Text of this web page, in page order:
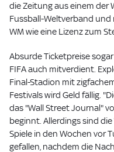
die Zeitung aus einem der
Fussball-Weltverband
WM wie eine Lizenz zum
Absurde Ticketpreise
FIFA auch mitverdient.
Final-Stadion mit
Festivals wird Geld fällig.
das "Wall Street Journal"
beginnt. Allerdings sind
Spiele in den Wochen vor
gefallen, nachdem die